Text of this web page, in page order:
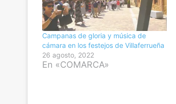
Campanas de gloria y música de
cámara en los festejos de Villaferrueña
26 agosto, 2022
En «COMARCA»